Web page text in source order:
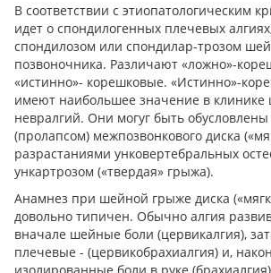
В соответствии с этиопатологическим
идет о спондилогенных плечевых
спондилозом или спондилар-трозом
позвоночника. Различают «ложно»-
«истинно»- корешковые. «Истинно»-
имеют наибольшее значение в
невралгий. Они могуг быть
(пролапсом) межпозвонкового диска
разрастаниями унковертебральных
ункартрозом («твердая» грыжа).
Анамнез при шейной грыже диска
довольно типичен. Обычно алгия
вначале шейные боли (цервикалгия),
плечевые - (цервикобрахиалгия) и,